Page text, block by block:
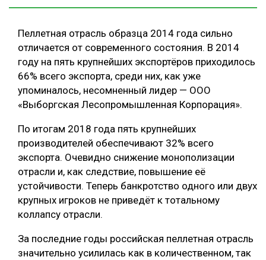
Пеллетная отрасль образца 2014 года сильно
отличается от современного состояния. В 2014
году на пять крупнейших экспортёров приходилось
66% всего экспорта, среди них, как уже
упоминалось, несомненный лидер — ООО
«Выборгская Лесопромышленная Корпорация».
По итогам 2018 года пять крупнейших
производителей обеспечивают 32% всего
экспорта. Очевидно снижение монополизации
отрасли и, как следствие, повышение её
устойчивости. Теперь банкротство одного или двух
крупных игроков не приведёт к тотальному
коллапсу отрасли.
За последние годы российская пеллетная отрасль
значительно усилилась как в количественном, так